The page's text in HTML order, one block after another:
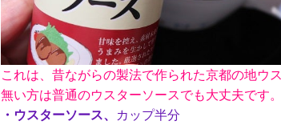
これは、昔ながらの製法で作られた京都の地ウ
無い方は普通のウスターソースでも大丈夫です。
・ウスターソース、 カップ半分